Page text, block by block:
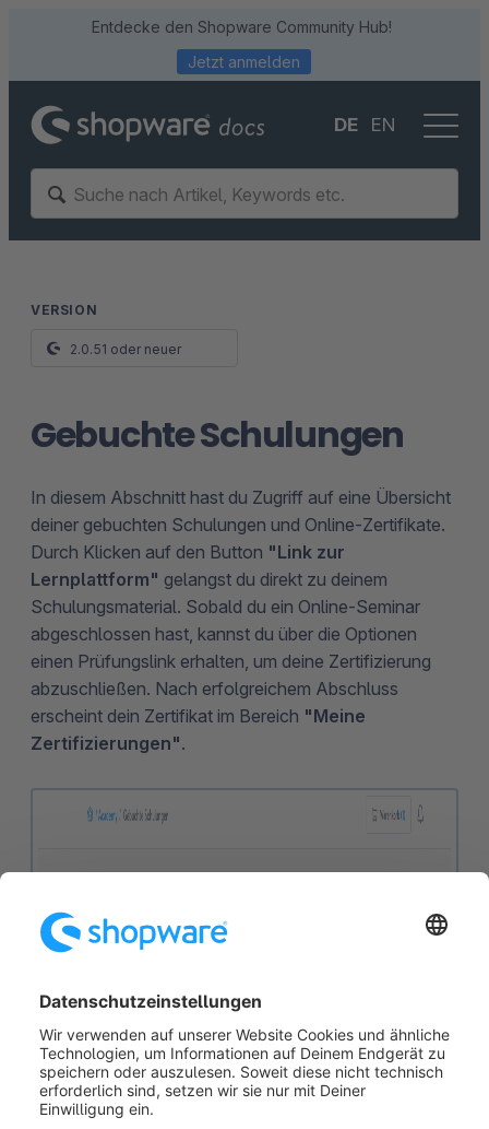
Entdecke den Shopware Community Hub!
Jetzt anmelden
DE EN
Gebuchte Schulungen
In diesem Abschnitt hast du Zugriff auf eine Übersicht
deiner gebuchten Schulungen und Online-Zertifikate.
Durch Klicken auf den Button "Link zur
Lernplattform" gelangst du direkt zu deinem
Schulungsmaterial. Sobald du ein Online-Seminar
abgeschlossen hast, kannst du über die Optionen
einen Prüfungslink erhalten, um deine Zertifizierung
abzuschließen. Nach erfolgreichem Abschluss
erscheint dein Zertifikat im Bereich "Meine
Zertifizierungen".
VERSION
2.0.51 oder neuer